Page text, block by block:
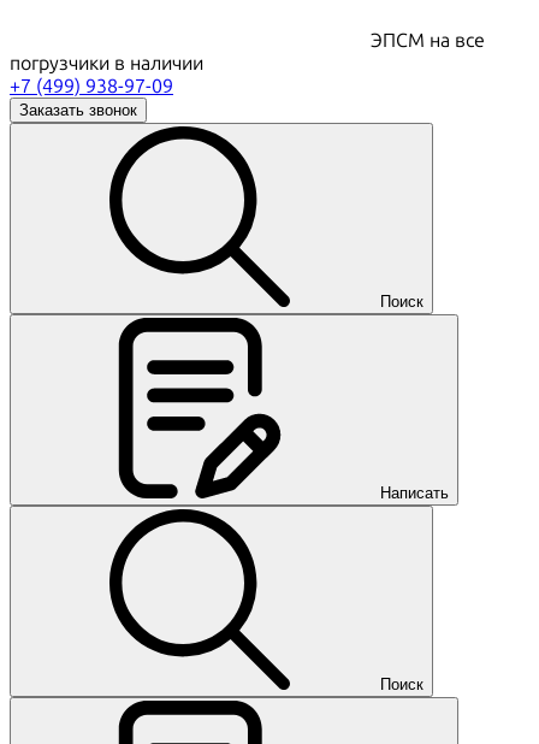
ЭПСМ на все
погрузчики в наличии
+7 (499) 938-97-09
Заказать звонок
Поиск
Написать
Поиск